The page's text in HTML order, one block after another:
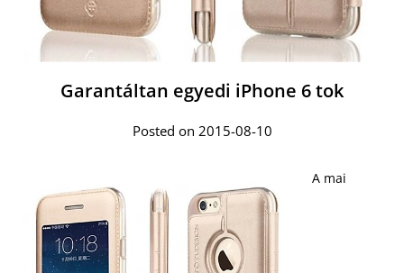
Garantáltan egyedi iPhone 6 tok
Posted on 2015-08-10
A mai